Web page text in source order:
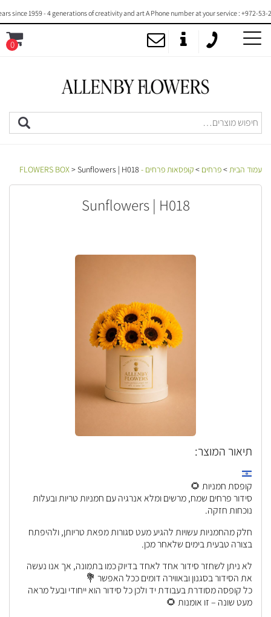
1959 - 4 generations of creativity and art A Phone number at your service : +972-53-
0
עמוד הבית>פרחים >קופסאות פרחים - FLOWERS BOX > Sunflowers | H018
Sunflowers | H018
תיאור המוצר:
קופסת חמניות 🌻
סידור פרחים שמח, מרשים ומלא אנרגיה עם חמניות טריות ובעלות
נוכחות חזקה.
חלק מהחמניות עשויות להגיע מעט סגורות מפאת טריותן, ולהיפתח
בצורה טבעית בימים שלאחר מכן.
לא ניתן לשחזר סידור אחד לאחד בדיוק כמו בתמונה, אך אנו נעשה
את הסידור בסגנון ובאווירה דומים ככל האפשר 💐
כל קופסה מסודרת בעבודת יד ולכן כל סידור הוא ייחודי ובעל מראה
מעט שונה – זו אומנות 🌻